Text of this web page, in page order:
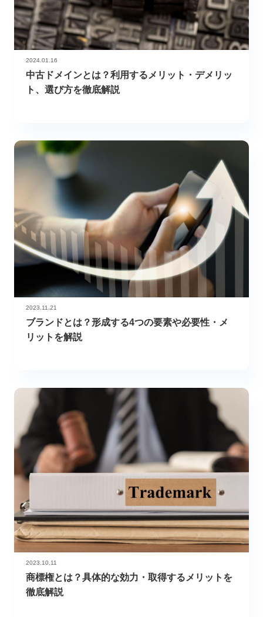
2024.01.16
中古ドメインとは？利用するメリット・デメリッ
ト、選び方を徹底解説
2023.11.21
ブランドとは？形成する4つの要素や必要性・メ
リットを解説
2023.10.11
商標権とは？具体的な効力・取得するメリットを
徹底解説